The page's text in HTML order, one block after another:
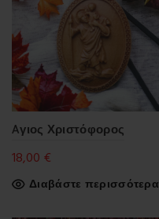
Aγιος Χριστόφορος
18,00 €
Διαβάστε περισσότερα